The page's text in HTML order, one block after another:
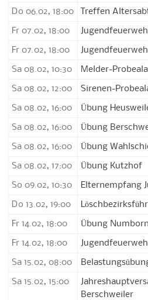
Do 06.02, 18:00 Treffen
Fr 07.02, 18:00
Fr 07.02, 18:00
Sa 08.02, 10:30 Melder-
Sa 08.02, 12:00 Sirenen-
Sa 08.02, 16:00 Übung
Sa 08.02, 16:00 Übung
Sa 08.02, 16:00 Übung
Sa 08.02, 17:00 Übung Kutzhof
So 09.02, 10:30 Elternempfang
Do 13.02, 19:00
Fr 14.02, 18:00 Übung Numborn
Fr 14.02, 18:00
Sa 15.02, 08:00 Belastungsübung
Sa 15.02, 15:00
Berschweiler